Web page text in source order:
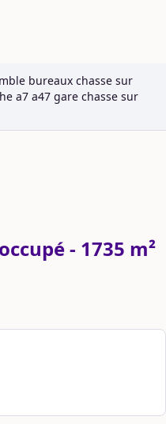
bureaux chasse sur
a7 a47 gare chasse sur
- 1735 m²